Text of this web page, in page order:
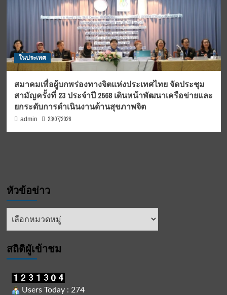
ในประเทศ
สมาคมเพื่อผู้บกพร่องทางจิตแห่งประเทศไทย จัดประชุม
สามัญครั้งที่ 23 ประจำปี 2568 เดินหน้าพัฒนาเครือข่ายและ
ยกระดับการดำเนินงานด้านสุขภาพจิต
admin 23/07/2026
หัวข้อข่าว
หัวข้อ
สถิติผูัเข้าชม
Users Today : 274